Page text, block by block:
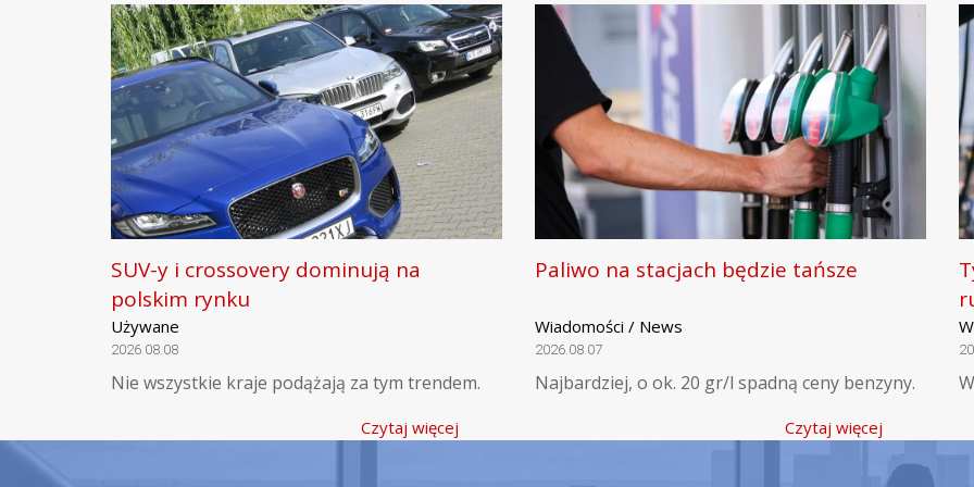
SUV-y i crossovery dominują na
polskim rynku
Używane
2026.08.08
Nie wszystkie kraje podążają za tym trendem.
Czytaj więcej
Paliwo na stacjach będzie tańsze
Wiadomości / News
2026.08.07
Najbardziej, o ok. 20 gr/l spadną ceny benzyny.
Czytaj więcej